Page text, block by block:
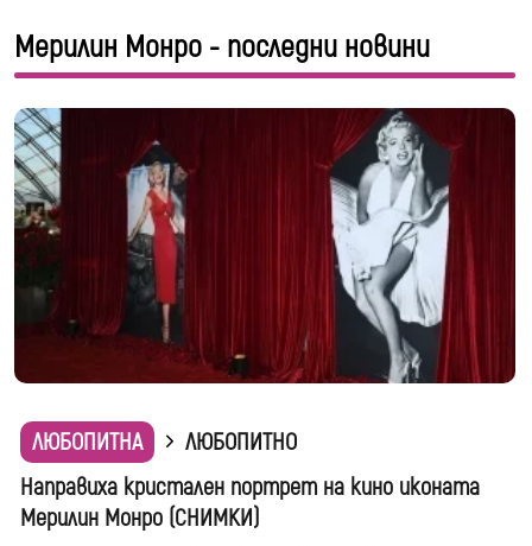
Мерилин Монро - последни новини
ЛЮБОПИТНА
ЛЮБОПИТНО
Направиха кристален портрет на кино иконата
Мерилин Монро (СНИМКИ)